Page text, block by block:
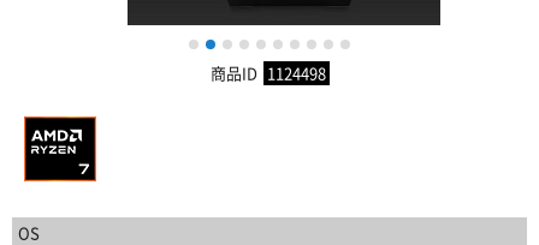
1 2 3 4 5 6 7 8 9
商品ID 1124498
OS